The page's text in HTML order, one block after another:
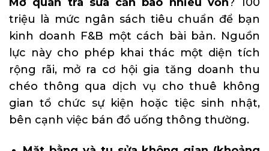
triệu là mức ngân sách tiêu chuẩn để bạn
kinh doanh F&B một cách bài bản. Nguồn
lực này cho phép khai thác một diện tích
rộng rãi, mở ra cơ hội gia tăng doanh thu
chéo thông qua dịch vụ cho thuê không
gian tổ chức sự kiện hoặc tiệc sinh nhật,
bên cạnh việc bán đồ uống thông thường.